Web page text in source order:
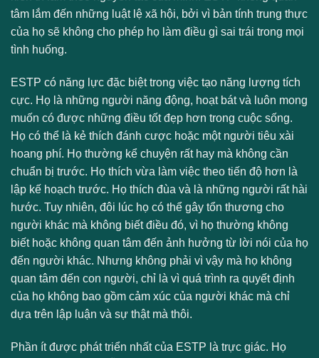
tâm lắm đến những luật lệ xã hội, bởi vì bản tính trung thực
của họ sẽ không cho phép họ làm điều gì sai trái trong mọi
tình huống.
ESTP có năng lực đặc biệt trong việc tạo năng lượng tích
cực. Họ là những người năng động, hoạt bát và luôn mong
muốn có được những điều tốt đẹp hơn trong cuộc sống.
Họ có thể là kẻ thích đánh cược hoặc một người tiêu xài
hoang phí. Họ thường kể chuyện rất hay mà không cần
chuẩn bị trước. Họ thích vừa làm việc theo tiến độ hơn là
lập kế hoạch trước. Họ thích đùa và là những người rất hài
hước. Tuy nhiên, đôi lúc họ có thể gây tổn thương cho
người khác mà không biết điều đó, vì họ thường không
biết hoặc không quan tâm đến ảnh hưởng từ lời nói của họ
đến người khác. Nhưng không phải vì vậy mà họ không
quan tâm đến con người, chỉ là vì quá trình ra quyết định
của họ không bao gồm cảm xúc của người khác mà chỉ
dựa trên lập luận và sự thật mà thôi.
Phần ít được phát triển nhất của ESTP là trực giác. Họ